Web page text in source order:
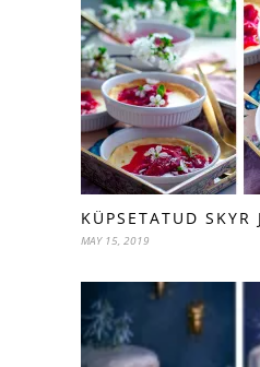
KÜPSETATUD SKYR
MAY 15, 2019